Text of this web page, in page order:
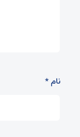
نام*